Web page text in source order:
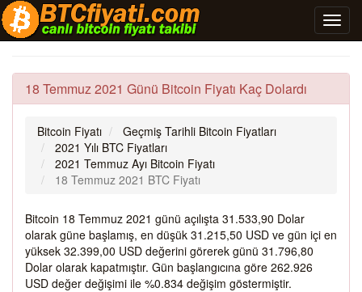
18 Temmuz 2021 Günü Bitcoin Fiyatı Kaç Dolardı
Bitcoin Fiyatı
Geçmiş Tarihli Bitcoin Fiyatları
2021 Yılı BTC Fiyatları
2021 Temmuz Ayı Bitcoin Fiyatı
18 Temmuz 2021 BTC Fiyatı
Bitcoin 18 Temmuz 2021 günü açılışta 31.533,90 Dolar
olarak güne başlamış, en düşük 31.215,50 USD ve gün içi en
yüksek 32.399,00 USD değerini görerek günü 31.796,80
Dolar olarak kapatmıştır. Gün başlangıcına göre 262.926
USD değer değişimi ile %0.834 değişim göstermiştir.